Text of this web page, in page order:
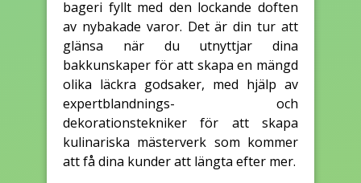
bageri fyllt med den lockande doften
av nybakade varor. Det är din tur att
glänsa när du utnyttjar dina
bakkunskaper för att skapa en mängd
olika läckra godsaker, med hjälp av
expertblandnings- och
dekorationstekniker för att skapa
kulinariska mästerverk som kommer
att få dina kunder att längta efter mer.